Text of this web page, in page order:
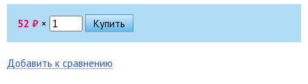
52 ₽ ×
Добавить к сравнению